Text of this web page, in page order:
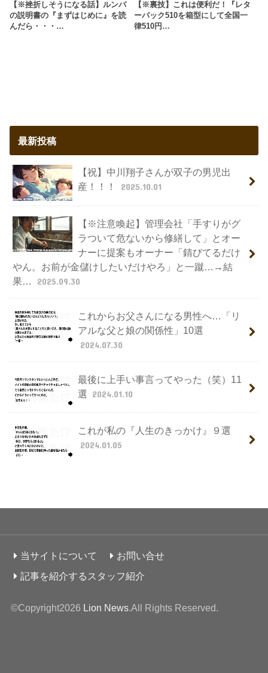
【※挫折しそうになる話】ルンバ
の説明書の『まずはじめに』を読
んだら・・・…
【※裏技】これは便利だ！『レタ
ーパック510を箱型にして全国一
律510円…
最新投稿
【祝】中川翔子さんが双子の男児出
産！！！
2025.10.01
【※注意喚起】管理会社「手すりがグ
ラついて危ないから修繕して」とオー
ナーに提案もオーナー「錆びてるだけ
やん。お前が金儲けしたいだけやろ」と一蹴…→結
果…
2025.09.30
これからお父さんになる男性へ…「リ
アルな父と娘の関係性」10選
2024.07.30
最後に上手い事言ってやった（笑）11
選 2024.01.10
これが私の『人生のきっかけ』９選
2024.01.05
当サイトについて
お問い合せ
記事を紹介するスタッフ紹介
©Copyright2026 Lion News.All Rights Reserved.